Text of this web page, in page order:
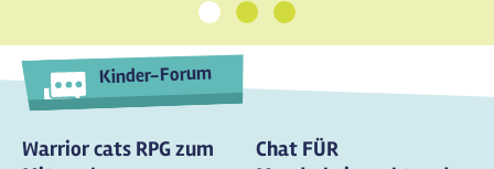
1 2 3
Kinder-Forum
Warrior cats RPG zum
Chat FÜR